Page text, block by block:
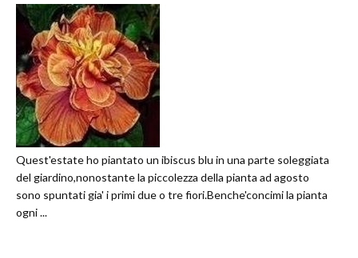
Quest'estate ho piantato un ibiscus blu in una parte soleggiata
del giardino,nonostante la piccolezza della pianta ad agosto
sono spuntati gia' i primi due o tre fiori.Benche'concimi la pianta
ogni ...